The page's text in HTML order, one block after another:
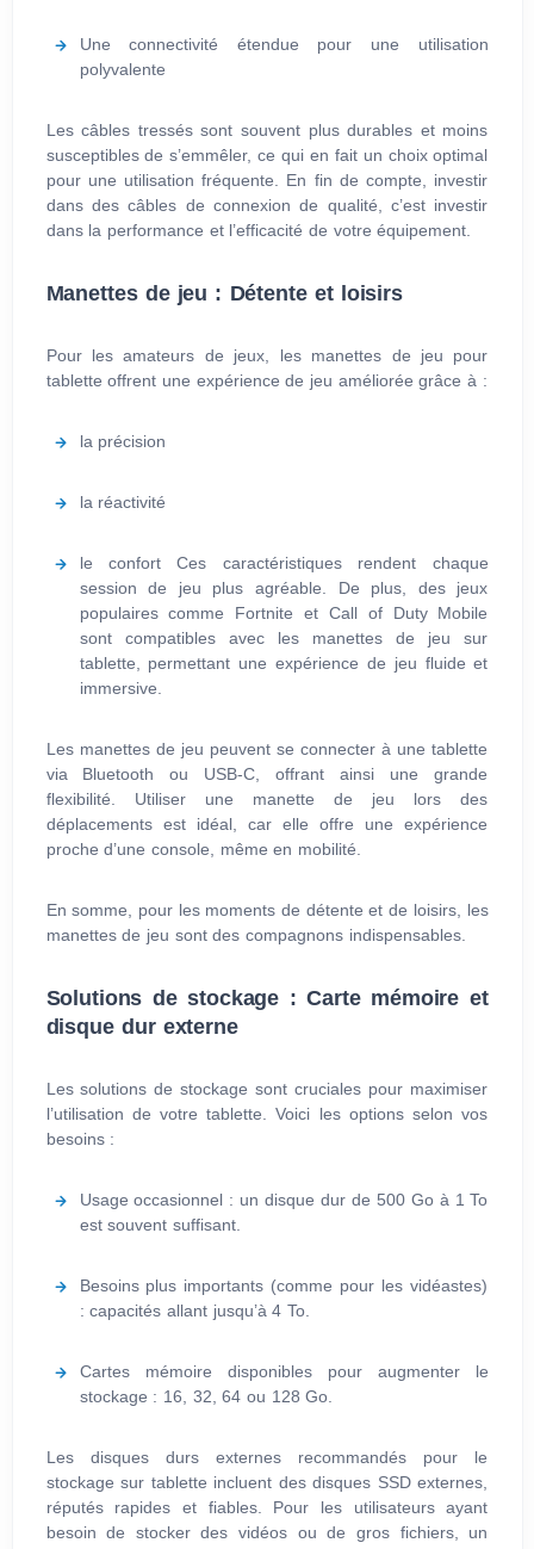
Une connectivité étendue pour une utilisation
polyvalente
Les câbles tressés sont souvent plus durables et moins
susceptibles de s’emmêler, ce qui en fait un choix optimal
pour une utilisation fréquente. En fin de compte, investir
dans des câbles de connexion de qualité, c’est investir
dans la performance et l’efficacité de votre équipement.
Manettes de jeu : Détente et loisirs
Pour les amateurs de jeux, les manettes de jeu pour
tablette offrent une expérience de jeu améliorée grâce à :
la précision
la réactivité
le confort Ces caractéristiques rendent chaque
session de jeu plus agréable. De plus, des jeux
populaires comme Fortnite et Call of Duty Mobile
sont compatibles avec les manettes de jeu sur
tablette, permettant une expérience de jeu fluide et
immersive.
Les manettes de jeu peuvent se connecter à une tablette
via Bluetooth ou USB-C, offrant ainsi une grande
flexibilité. Utiliser une manette de jeu lors des
déplacements est idéal, car elle offre une expérience
proche d’une console, même en mobilité.
En somme, pour les moments de détente et de loisirs, les
manettes de jeu sont des compagnons indispensables.
Solutions de stockage : Carte mémoire et
disque dur externe
Les solutions de stockage sont cruciales pour maximiser
l’utilisation de votre tablette. Voici les options selon vos
besoins :
Usage occasionnel : un disque dur de 500 Go à 1 To
est souvent suffisant.
Besoins plus importants (comme pour les vidéastes)
: capacités allant jusqu’à 4 To.
Cartes mémoire disponibles pour augmenter le
stockage : 16, 32, 64 ou 128 Go.
Les disques durs externes recommandés pour le
stockage sur tablette incluent des disques SSD externes,
réputés rapides et fiables. Pour les utilisateurs ayant
besoin de stocker des vidéos ou de gros fichiers, un